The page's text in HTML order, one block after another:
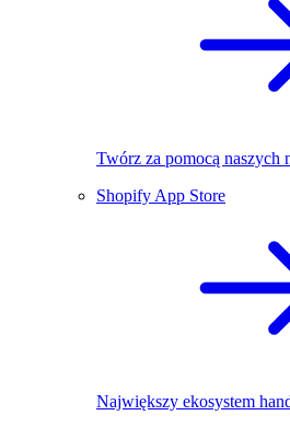
Twórz za pomocą naszych
Shopify App Store
Największy ekosystem